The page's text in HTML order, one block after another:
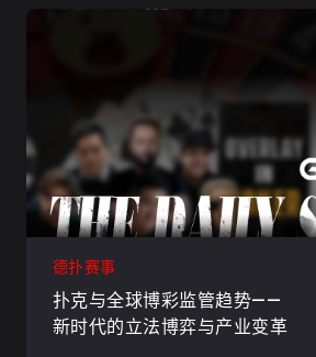
德扑赛事
扑克与全球博彩监管趋势——
新时代的立法博弈与产业变革